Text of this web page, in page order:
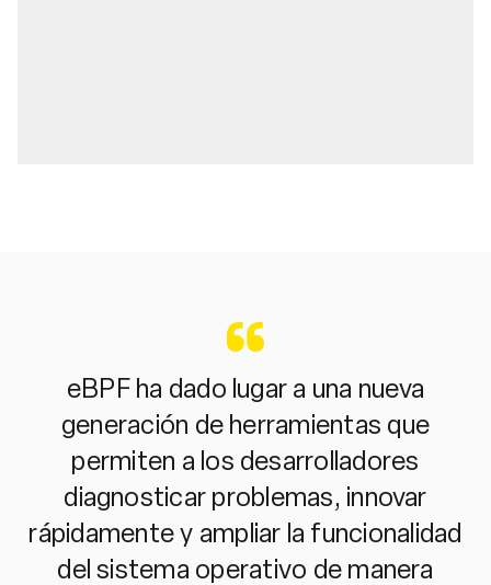
eBPF ha dado lugar a una nueva
generación de herramientas que
permiten a los desarrolladores
diagnosticar problemas, innovar
rápidamente y ampliar la funcionalidad
del sistema operativo de manera